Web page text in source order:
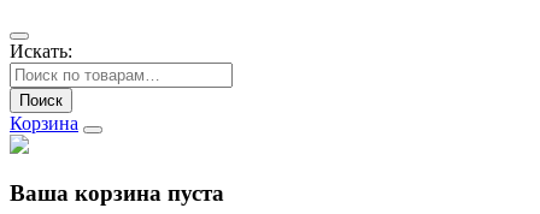
Искать:
Поиск
Корзина
Ваша корзина пуста